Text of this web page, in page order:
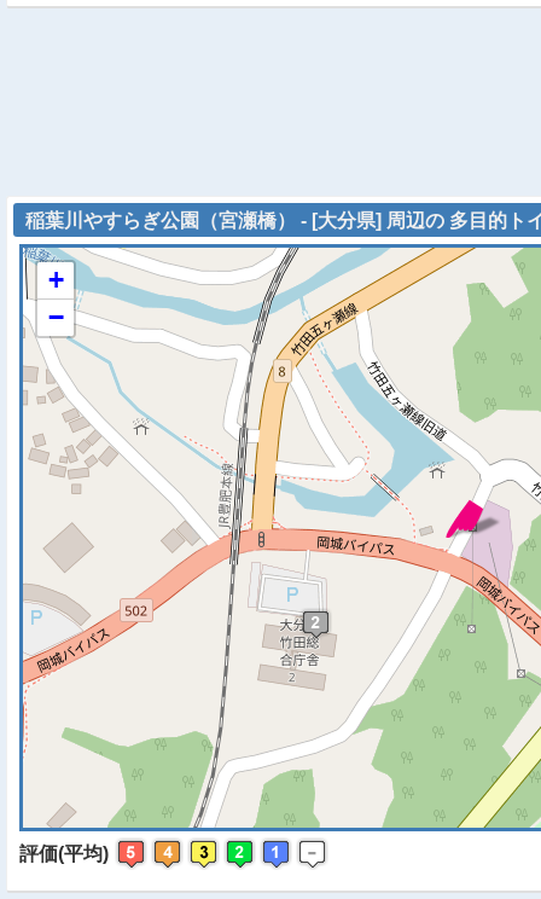
稲葉川やすらぎ公園（宮瀬橋） - [大分県] 周辺の 多目的ト
※ マップを検索、表示中
+
−
評価(平均)